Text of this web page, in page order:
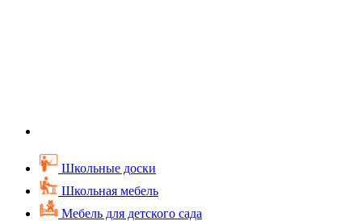
Школьные доски
Школьная мебель
Мебель для детского сада